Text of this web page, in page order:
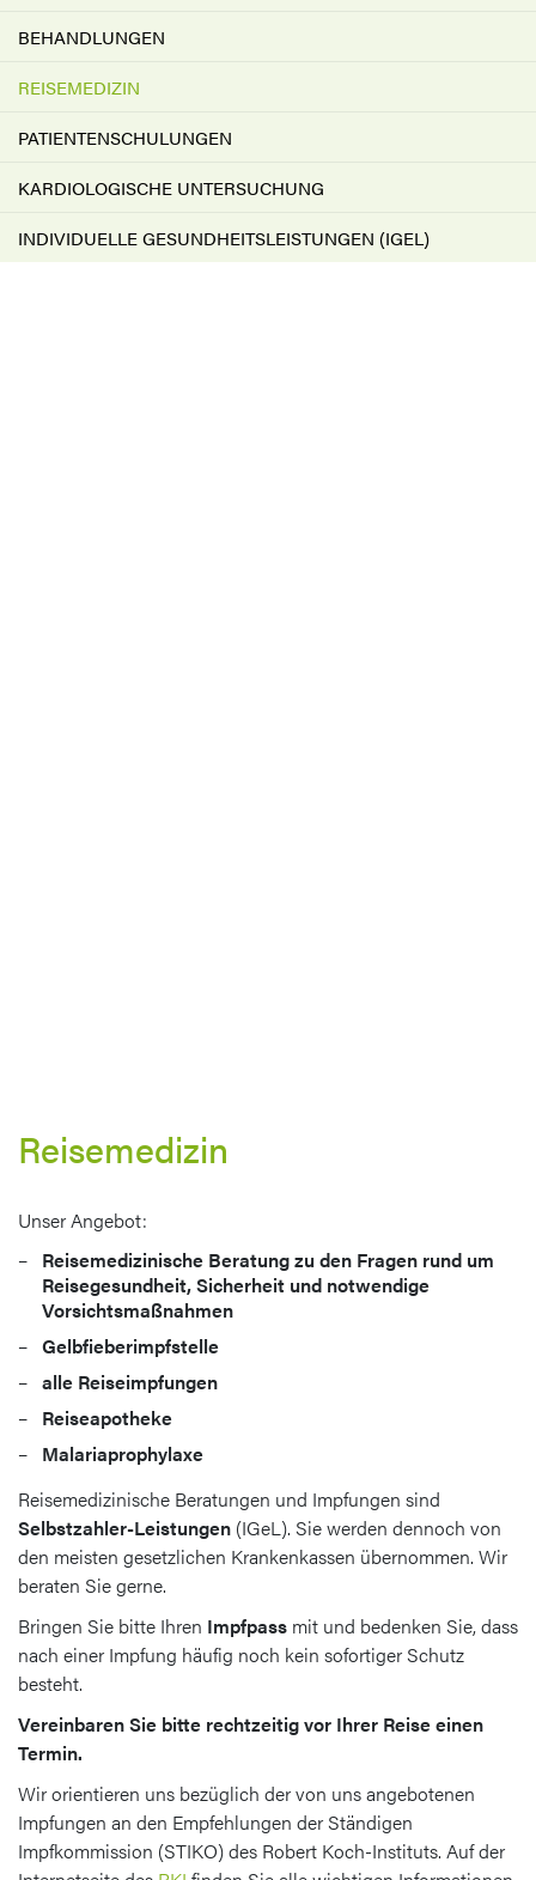
BEHANDLUNGEN
REISEMEDIZIN
PATIENTENSCHULUNGEN
KARDIOLOGISCHE UNTERSUCHUNG
INDIVIDUELLE GESUNDHEITSLEISTUNGEN (IGEL)
Reisemedizin
Unser Angebot:
Reisemedizinische Beratung zu den Fragen rund um
Reisegesundheit, Sicherheit und notwendige
Vorsichtsmaßnahmen
Gelbfieberimpfstelle
alle Reiseimpfungen
Reiseapotheke
Malariaprophylaxe
Reisemedizinische Beratungen und Impfungen sind
Selbstzahler-Leistungen (IGeL). Sie werden dennoch von
den meisten gesetzlichen Krankenkassen übernommen. Wir
beraten Sie gerne.
Bringen Sie bitte Ihren Impfpass mit und bedenken Sie, dass
nach einer Impfung häufig noch kein sofortiger Schutz
besteht.
Vereinbaren Sie bitte rechtzeitig vor Ihrer Reise einen
Termin.
Wir orientieren uns bezüglich der von uns angebotenen
Impfungen an den Empfehlungen der Ständigen
Impfkommission (STIKO) des Robert Koch-Instituts. Auf der